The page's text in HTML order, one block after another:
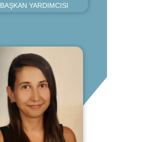
BAŞKAN YARDIMCISI